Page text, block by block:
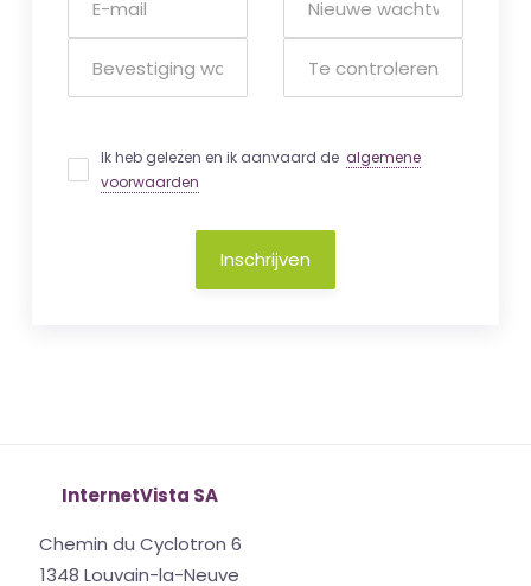
Ik heb gelezen en ik aanvaard de algemene
voorwaarden
Inschrijven
InternetVista SA
Chemin du Cyclotron 6
1348 Louvain-la-Neuve